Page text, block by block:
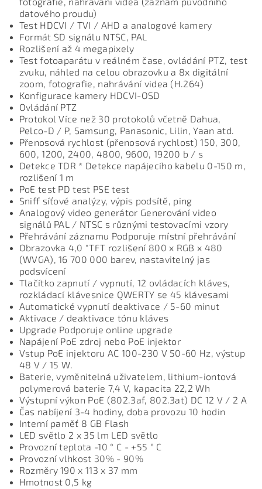
datového proudu)
Test HDCVI / TVI / AHD a analogové kamery
Formát SD signálu NTSC, PAL
Rozlišení až 4 megapixely
Test fotoaparátu v reálném čase, ovládání PTZ, test
zvuku, náhled na celou obrazovku a 8x digitální
zoom, fotografie, nahrávání videa (H.264)
Konfigurace kamery HDCVI-OSD
Ovládání PTZ
Protokol Více než 30 protokolů včetně Dahua,
Pelco-D / P, Samsung, Panasonic, Lilin, Yaan atd.
Přenosová rychlost (přenosová rychlost) 150, 300,
600, 1200, 2400, 4800, 9600, 19200 b / s
Detekce TDR * Detekce napájecího kabelu 0-150 m,
rozlišení 1 m
PoE test PD test PSE test
Sniff síťové analýzy, výpis podsítě, ping
Analogový video generátor Generování video
signálů PAL / NTSC s různými testovacími vzory
Přehrávání záznamu Podporuje místní přehrávání
Obrazovka 4,0 "TFT rozlišení 800 x RGB x 480
(WVGA), 16 700 000 barev, nastavitelný jas
podsvícení
Tlačítko zapnutí / vypnutí, 12 ovládacích kláves,
rozkládací klávesnice QWERTY se 45 klávesami
Automatické vypnutí deaktivace / 5-60 minut
Aktivace / deaktivace tónu kláves
Upgrade Podporuje online upgrade
Napájení PoE zdroj nebo PoE injektor
Vstup PoE injektoru AC 100-230 V 50-60 Hz, výstup
48 V / 15 W.
Baterie, vyměnitelná uživatelem, lithium-iontová
polymerová baterie 7,4 V, kapacita 22,2 Wh
Výstupní výkon PoE (802.3af, 802.3at) DC 12 V / 2 A
Čas nabíjení 3-4 hodiny, doba provozu 10 hodin
Interní paměť 8 GB Flash
LED světlo 2 x 35 lm LED světlo
Provozní teplota -10 ° C - +55 ° C
Provozní vlhkost 30% - 90%
Rozměry 190 x 113 x 37 mm
Hmotnost 0,5 kg